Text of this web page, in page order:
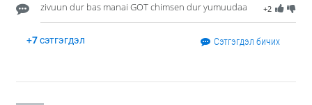
+2
zivuun dur bas manai GOT chimsen dur yumuudaa
+7сэтгэгдэл Сэтгэгдэл бичих